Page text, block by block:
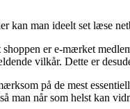
kan man ideelt set læse
er e-mærket
vilkår. Dette er
på de mest
man når som helst kan